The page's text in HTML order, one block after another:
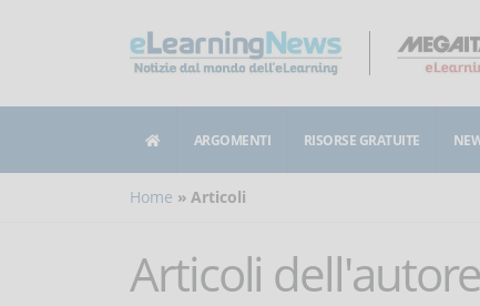
ARGOMENTI RISORSE GRATUITE
Home Articoli
Articoli dell'autore